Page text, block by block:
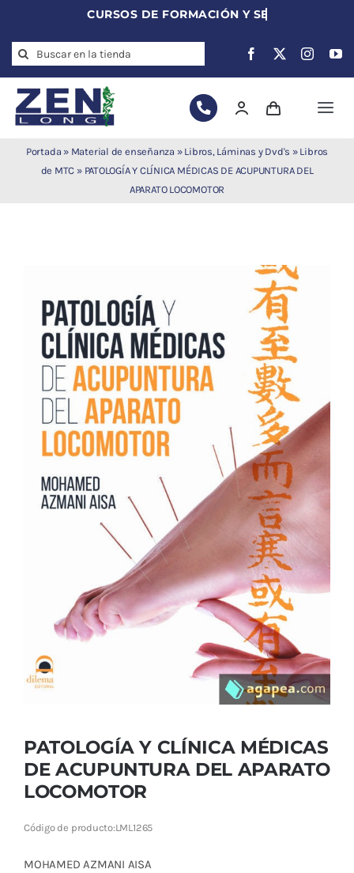
content
Search
for:
Electroacupuntura
Laserpuntura
Cromoterapia
Fisioterapia
y masaje
Material de
enseñanza
OFERTAS
Portada » Material de enseñanza » Libros, Láminas y Dvd's » Libros
de MTC » PATOLOGÍA Y CLÍNICA MÉDICAS DE ACUPUNTURA DEL
APARATO LOCOMOTOR
PATOLOGÍA Y CLÍNICA MÉDICAS
DE ACUPUNTURA DEL APARATO
LOCOMOTOR
Código de producto:LML1265
MOHAMED AZMANI AISA